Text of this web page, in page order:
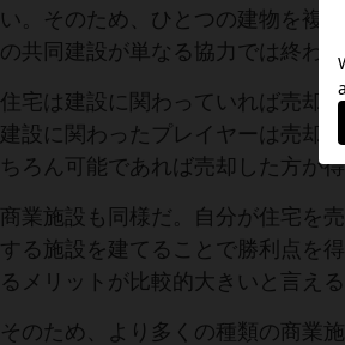
い。そのため、ひとつの建物を複
の共同建設が単なる協力では終わら
住宅は建設に関わっていれば売却
建設に関わったプレイヤーは売却
ちろん可能であれば売却した方が
商業施設も同様だ。自分が住宅を
する施設を建てることで勝利点を
るメリットが比較的大きいと言える
そのため、より多くの種類の商業